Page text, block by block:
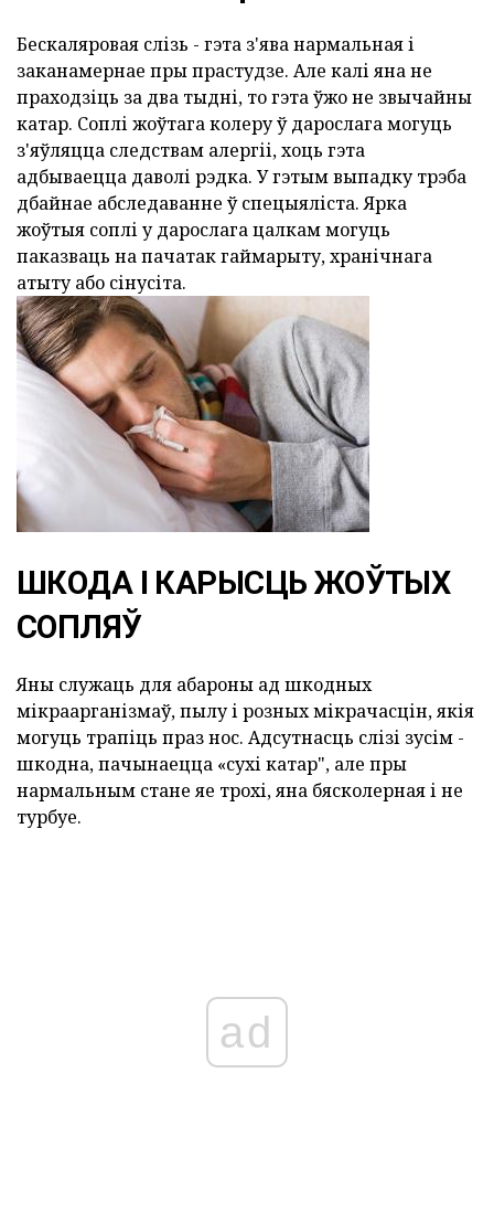
Бескаляровая слізь - гэта з'ява нармальная і
заканамернае пры прастудзе. Але калі яна не
праходзіць за два тыдні, то гэта ўжо не звычайны
катар. Соплі жоўтага колеру ў дарослага могуць
з'яўляцца следствам алергіі, хоць гэта
адбываецца даволі рэдка. У гэтым выпадку трэба
дбайнае абследаванне ў спецыяліста. Ярка
жоўтыя соплі у дарослага цалкам могуць
паказваць на пачатак гаймарыту, хранічнага
атыту або сінусіта.
ШКОДА І КАРЫСЦЬ ЖОЎТЫХ
СОПЛЯЎ
Яны служаць для абароны ад шкодных
мікраарганізмаў, пылу і розных мікрачасцін, якія
могуць трапіць праз нос. Адсутнасць слізі зусім -
шкодна, пачынаецца «сухі катар", але пры
нармальным стане яе трохі, яна бясколерная і не
турбуе.
ad